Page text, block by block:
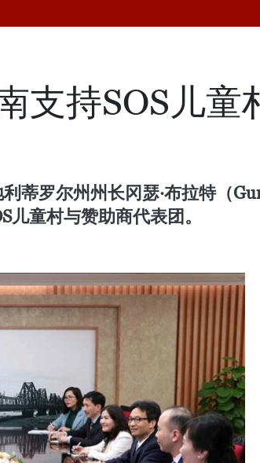
支持SOS儿童
蒂罗尔州州长冈瑟·布拉特（
童村与赞助商代表团。